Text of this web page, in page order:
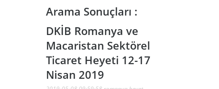
Arama Sonuçları :
DKİB Romanya ve
Macaristan Sektörel
Ticaret Heyeti 12-17
Nisan 2019